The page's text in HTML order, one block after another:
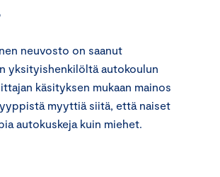
neuvosto on saanut
yksityishenkilöltä autokoulun
käsityksen mukaan mainos
myyttiä siitä, että naiset
autokuskeja kuin miehet.